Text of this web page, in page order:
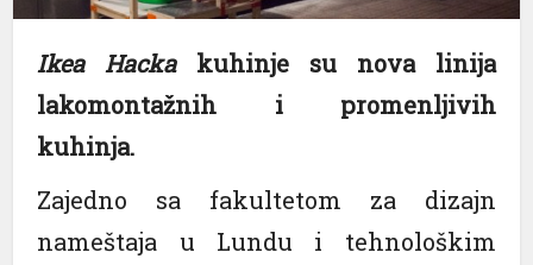
Ikea Hackakuhinje su nova linija
lakomontažnih i promenljivih
kuhinja.
Zajedno sa fakultetom za dizajn
nameštaja u Lundu i tehnološkim